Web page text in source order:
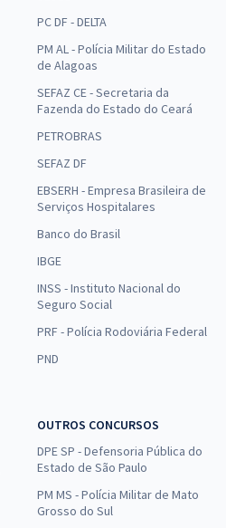
PC DF - DELTA
PM AL - Polícia Militar do Estado
de Alagoas
SEFAZ CE - Secretaria da
Fazenda do Estado do Ceará
PETROBRAS
SEFAZ DF
EBSERH - Empresa Brasileira de
Serviços Hospitalares
Banco do Brasil
IBGE
INSS - Instituto Nacional do
Seguro Social
PRF - Polícia Rodoviária Federal
PND
OUTROS CONCURSOS
DPE SP - Defensoria Pública do
Estado de São Paulo
PM MS - Polícia Militar de Mato
Grosso do Sul